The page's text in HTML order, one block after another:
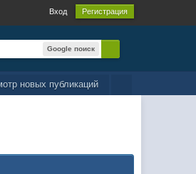
Вход Регистрация
Google поиск
новых публикаций